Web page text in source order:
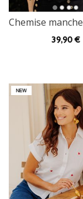
Chemise manches courtes
39,90 €